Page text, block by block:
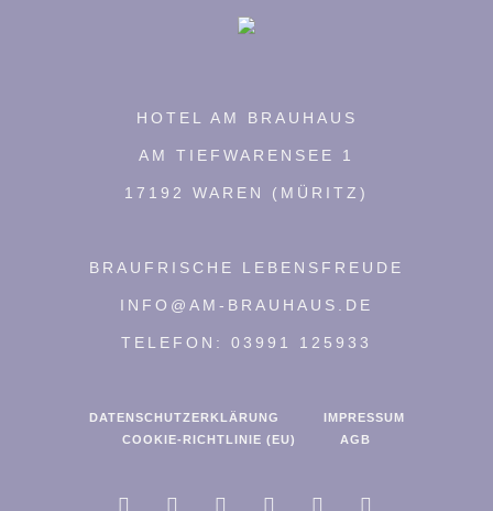
HOTEL AM BRAUHAUS
AM TIEFWARENSEE 1
17192 WAREN (MÜRITZ)
BRAUFRISCHE LEBENSFREUDE
INFO@AM-BRAUHAUS.DE
TELEFON: 03991 125933
DATENSCHUTZERKLÄRUNG
IMPRESSUM
COOKIE-RICHTLINIE (EU)
AGB